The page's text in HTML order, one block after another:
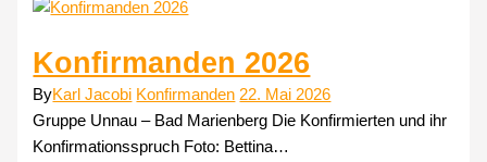
Konfirmanden 2026
ByKarl Jacobi Konfirmanden 22. Mai 2026
Gruppe Unnau – Bad Marienberg Die Konfirmierten und ihr
Konfirmationsspruch Foto: Bettina…